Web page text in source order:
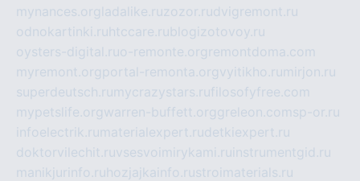
mynances.org ladalike.ruzozor.rudvigremont.ru
odnokartinki.ru htccare.rublogizotovoy.ru
oysters-digital.ruo-remonte.org remontdoma.com
myremont.org portal-remonta.orgvyitikho.ru mirjon.ru
superdeutsch.ru mycrazystars.rufilosofyfree.com
mypetslife.orgwarren-buffett.orggreleon.comsp-or.ru
infoelectrik.ru materialexpert.rudetkiexpert.ru
doktorvilechit.ruvsesvoimirykami.ru instrumentgid.ru
manikjurinfo.ru hozjajkainfo.rustroimaterials.ru